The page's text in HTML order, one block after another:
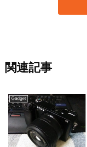
関連記事
Gadget